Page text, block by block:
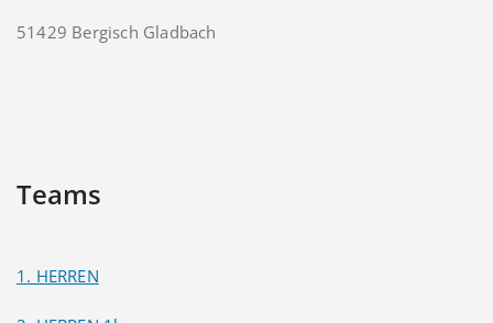
51429 Bergisch Gladbach
Teams
1. HERREN